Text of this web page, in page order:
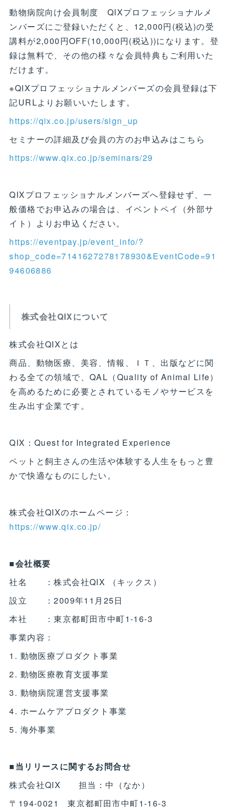
動物病院向け会員制度 QIXプロフェッショナルメ
ンバーズにご登録いただくと、12,000円(税込)の受
講料が2,000円OFF(10,000円(税込))になります。登
録は無料で、その他の様々な会員特典もご利用いた
だけます。
※QIXプロフェッショナルメンバーズの会員登録は下
記URLよりお願いいたします。
https://qix.co.jp/users/sign_up
セミナーの詳細及び会員の方のお申込みはこちら
https://www.qix.co.jp/seminars/29
QIXプロフェッショナルメンバーズへ登録せず、一
般価格でお申込みの場合は、イベントペイ（外部サ
イト）よりお申込ください。
https://eventpay.jp/event_info/?
shop_code=7141627278178930&EventCode=91
94606886
株式会社QIXについて
株式会社QIXとは
商品、動物医療、美容、情報、ＩＴ、出版などに関
わる全ての領域で、QAL（Quality of Animal Life）
を高めるために必要とされているモノやサービスを
生み出す企業です。
QIX：Quest for Integrated Experience
ペットと飼主さんの生活や体験する人生をもっと豊
かで快適なものにしたい。
株式会社QIXのホームページ：
https://www.qix.co.jp/
■会社概要
社名 ：株式会社QIX （キックス）
設立 ：2009年11月25日
本社 ：東京都町田市中町1-16-3
事業内容：
1. 動物医療プロダクト事業
2. 動物医療教育支援事業
3. 動物病院運営支援事業
4. ホームケアプロダクト事業
5. 海外事業
■当リリースに関するお問合せ
株式会社QIX 担当：中（なか）
〒194-0021 東京都町田市中町1-16-3